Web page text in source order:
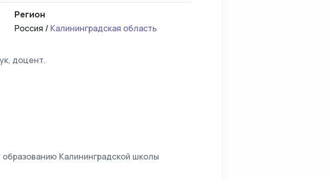
Регион
Россия / Калининградская область
доцент.
Калининградской школы